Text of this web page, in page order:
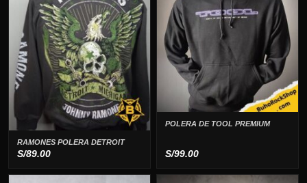
RAMONES POLERA DETROIT
S/89.00
POLERA DE TOOL PREMIUM
S/99.00